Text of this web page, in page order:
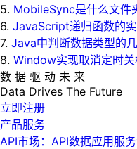
5. MobileSync是什么文件
6. JavaScript递归函数的
7. Java中判断数据类型的
8. Window实现取消定时
数 据 驱 动 未 来
Data Drives The Future
立即注册
产品服务
API市场：API数据应用服